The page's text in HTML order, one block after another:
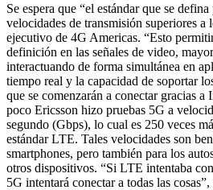
Se espera que “el estándar que se
velocidades de transmisión superiores a
ejecutivo de 4G Americas. “Esto
definición en las señales de video,
interactuando de forma simultánea en
tiempo real y la capacidad de soportar
que se comenzarán a conectar gracias a
poco Ericsson hizo pruebas 5G a
segundo (Gbps), lo cual es 250 veces
estándar LTE. Tales velocidades son
smartphones, pero también para los
otros dispositivos. “Si LTE intentaba
5G intentará conectar a todas las